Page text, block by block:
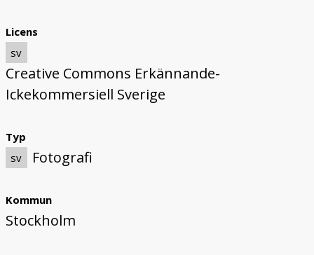
Licens
sv
Creative Commons Erkännande-
Ickekommersiell Sverige
Typ
sv
Fotografi
Kommun
Stockholm